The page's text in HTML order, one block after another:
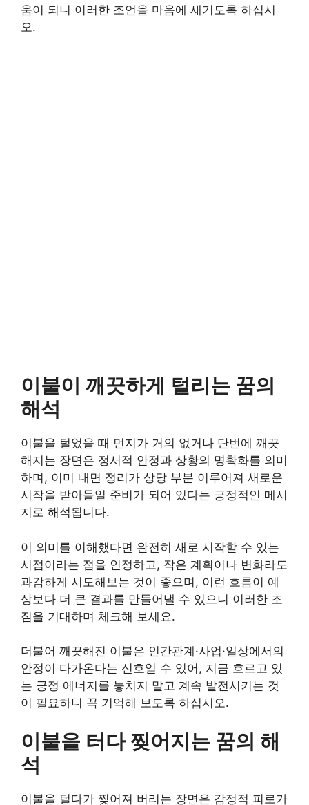
움이 되니 이러한 조언을 마음에 새기도록 하십시
오.
이불이 깨끗하게 털리는 꿈의
해석
이불을 털었을 때 먼지가 거의 없거나 단번에 깨끗
해지는 장면은 정서적 안정과 상황의 명확화를 의미
하며, 이미 내면 정리가 상당 부분 이루어져 새로운
시작을 받아들일 준비가 되어 있다는 긍정적인 메시
지로 해석됩니다.
이 의미를 이해했다면 완전히 새로 시작할 수 있는
시점이라는 점을 인정하고, 작은 계획이나 변화라도
과감하게 시도해보는 것이 좋으며, 이런 흐름이 예
상보다 더 큰 결과를 만들어낼 수 있으니 이러한 조
짐을 기대하며 체크해 보세요.
더불어 깨끗해진 이불은 인간관계·사업·일상에서의
안정이 다가온다는 신호일 수 있어, 지금 흐르고 있
는 긍정 에너지를 놓치지 말고 계속 발전시키는 것
이 필요하니 꼭 기억해 보도록 하십시오.
이불을 터다 찢어지는 꿈의 해
석
이불을 털다가 찢어져 버리는 장면은 감정적 피로가